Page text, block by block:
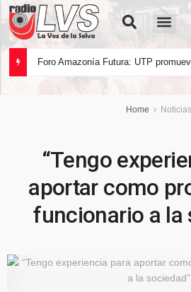
Home Noticias
“Tengo
aportar como
funcionario a la